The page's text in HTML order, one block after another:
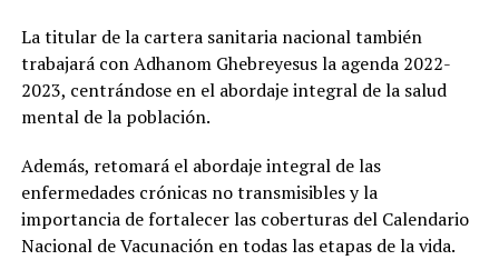
La titular de la cartera sanitaria nacional también
trabajará con Adhanom Ghebreyesus la agenda 2022-
2023, centrándose en el abordaje integral de la salud
mental de la población.
Además, retomará el abordaje integral de las
enfermedades crónicas no transmisibles y la
importancia de fortalecer las coberturas del Calendario
Nacional de Vacunación en todas las etapas de la vida.